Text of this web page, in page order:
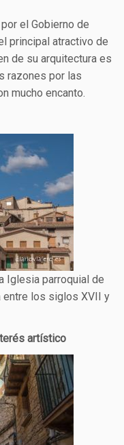
el Gobierno de
principal atractivo de
de su arquitectura es
razones por las
mucho encanto.
Iglesia parroquial de
entre los siglos XVII y
artístico